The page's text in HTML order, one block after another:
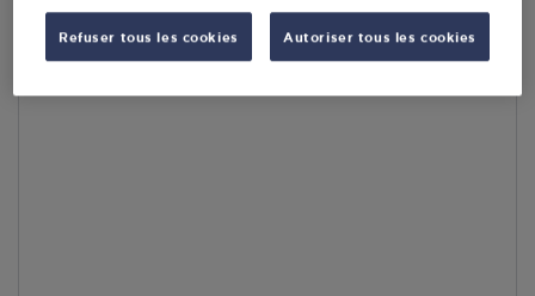
Accès
Refuser tous les cookies Autoriser tous les cookies